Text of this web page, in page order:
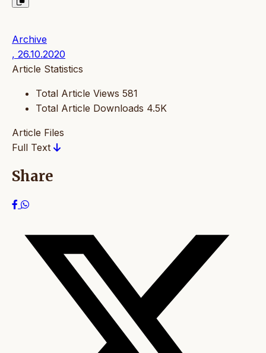
Archive
, 26.10.2020
Article Statistics
Total Article Views 581
Total Article Downloads 4.5K
Article Files
Full Text
Share